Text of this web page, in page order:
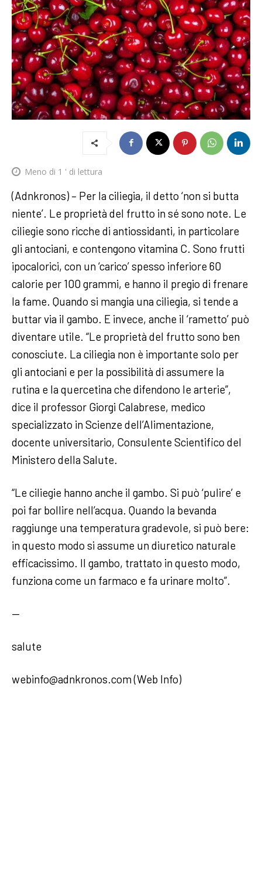
Meno di 1 ' di lettura
(Adnkronos) – Per la ciliegia, il detto ‘non si butta
niente’. Le proprietà del frutto in sé sono note. Le
ciliegie sono ricche di antiossidanti, in particolare
gli antociani, e contengono vitamina C. Sono frutti
ipocalorici, con un ‘carico’ spesso inferiore 60
calorie per 100 grammi, e hanno il pregio di frenare
la fame. Quando si mangia una ciliegia, si tende a
buttar via il gambo. E invece, anche il ‘rametto’ può
diventare utile. “Le proprietà del frutto sono ben
conosciute. La ciliegia non è importante solo per
gli antociani e per la possibilità di assumere la
rutina e la quercetina che difendono le arterie”,
dice il professor Giorgi Calabrese, medico
specializzato in Scienze dell’Alimentazione,
docente universitario, Consulente Scientifico del
Ministero della Salute.
“Le ciliegie hanno anche il gambo. Si può ‘pulire’ e
poi far bollire nell’acqua. Quando la bevanda
raggiunge una temperatura gradevole, si può bere:
in questo modo si assume un diuretico naturale
efficacissimo. Il gambo, trattato in questo modo,
funziona come un farmaco e fa urinare molto”.
—
salute
webinfo@adnkronos.com (Web Info)